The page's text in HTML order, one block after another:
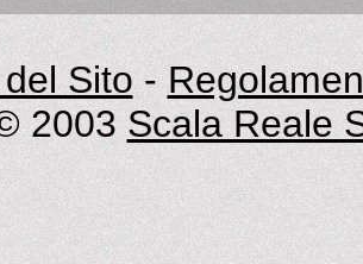
Sito -
2003 Scala Reale